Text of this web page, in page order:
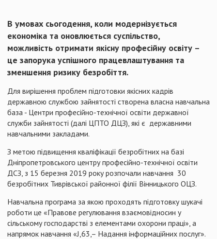
В умовах сьогодення, коли модернізується
економіка та оновлюється суспільство,
можливість отримати якісну професійну освіту –
це запорука успішного працевлаштування та
зменшення ризику безробіття.
Для вирішення проблем підготовки якісних кадрів
державною службою зайнятості створена власна навчальна
база - Центри професійно-технічної освіти державної
служби зайнятості (далі ЦПТО ДЦЗ), які є державними
навчальними закладами.
З метою підвищення кваліфікації безробітних на базі
Дніпропетровського центру професійно-технічної освіти
ДСЗ, з 15 березня 2019 року розпочали навчання 30
безробітних Тиврівської районної філії Вінницького ОЦЗ.
Навчальна програма за якою проходять підготовку шукачі
роботи це «Правове регулювання взаємовідносин у
сільському господарстві з елементами охорони праці», а
напрямок навчання «J,63,– Надання інформаційних послуг».